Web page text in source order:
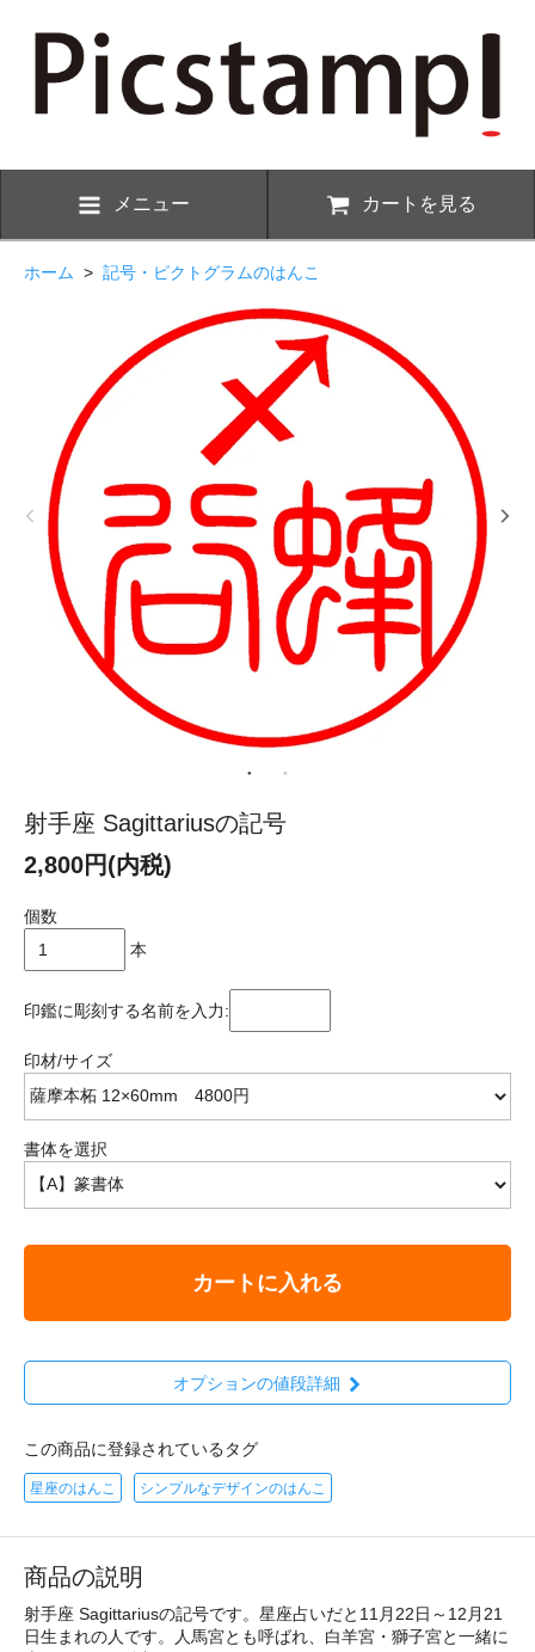
メニュー カートを見る
ホーム > 記号・ピクトグラムのはんこ
射手座 Sagittariusの記号
2,800円(内税)
個数
本
印鑑に彫刻する名前を入力:
印材/サイズ
書体を選択
カートに入れる
オプションの値段詳細
この商品に登録されているタグ
星座のはんこ シンプルなデザインのはんこ
商品の説明
射手座 Sagittariusの記号です。星座占いだと11月22日～12月21
日生まれの人です。人馬宮とも呼ばれ、白羊宮・獅子宮と一緒に